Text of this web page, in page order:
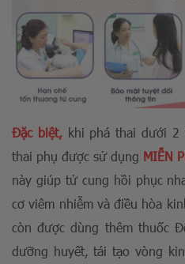
Đặc biệt, khi phá thai dưới 2
thai phụ được sử dụng MIỄN
này giúp tử cung hồi phục
cơ viêm nhiễm và điều hòa
còn được dùng thêm thuốc
dưỡng huyết, tái tạo vòng